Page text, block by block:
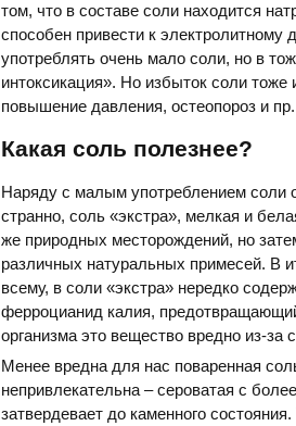
том, что в составе соли находится
способен привести к
употреблять очень мало соли, но в
интоксикация». Но избыток соли тоже
повышение давления, остеопороз и пр.
Какая соль полезнее?
Наряду с малым употреблением соли
странно, соль «экстра», мелкая и
же природных месторождений, но
различных натуральных примесей. В
всему, в соли «экстра» нередко
ферроцианид калия,
организма это вещество вредно из-за
Менее вредна для нас поваренная
непривлекательна – сероватая с
затвердевает до каменного